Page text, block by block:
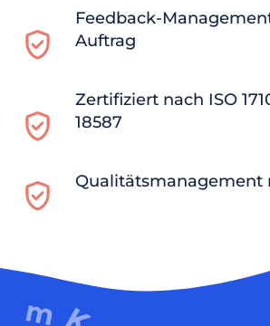
Feedback-
Auftrag
Zertifiziert nach ISO
18587
Qualitätsmanagement